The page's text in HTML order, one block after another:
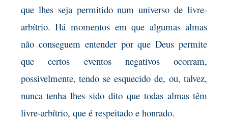
que lhes seja permitido num universo de livre-
arbítrio. Há momentos em que algumas almas
não conseguem entender por que Deus permite
que certos eventos negativos ocorram,
possivelmente, tendo se esquecido de, ou, talvez,
nunca tenha lhes sido dito que todas almas têm
livre-arbítrio, que é respeitado e honrado.